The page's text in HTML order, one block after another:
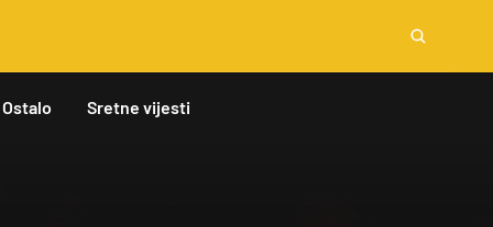
Ostalo Sretne vijesti